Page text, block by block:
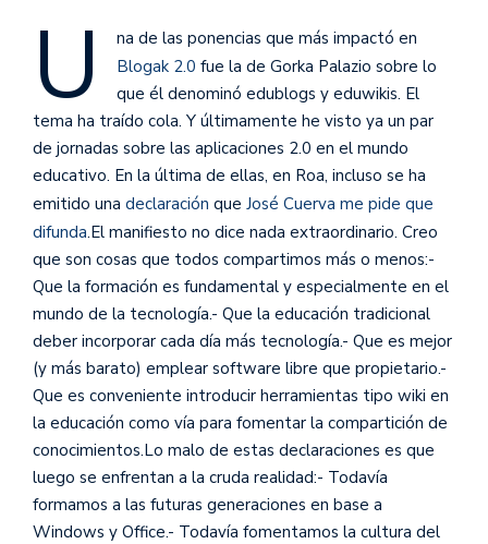
U
na de las ponencias que más impactó en
Blogak 2.0 fue la de Gorka Palazio sobre lo
que él denominó edublogs y eduwikis. El
tema ha traído cola. Y últimamente he visto ya un par
de jornadas sobre las aplicaciones 2.0 en el mundo
educativo. En la última de ellas, en Roa, incluso se ha
emitido una declaración que José Cuerva me pide que
difunda.El manifiesto no dice nada extraordinario. Creo
que son cosas que todos compartimos más o menos:-
Que la formación es fundamental y especialmente en el
mundo de la tecnología.- Que la educación tradicional
deber incorporar cada día más tecnología.- Que es mejor
(y más barato) emplear software libre que propietario.-
Que es conveniente introducir herramientas tipo wiki en
la educación como vía para fomentar la compartición de
conocimientos.Lo malo de estas declaraciones es que
luego se enfrentan a la cruda realidad:- Todavía
formamos a las futuras generaciones en base a
Windows y Office.- Todavía fomentamos la cultura del